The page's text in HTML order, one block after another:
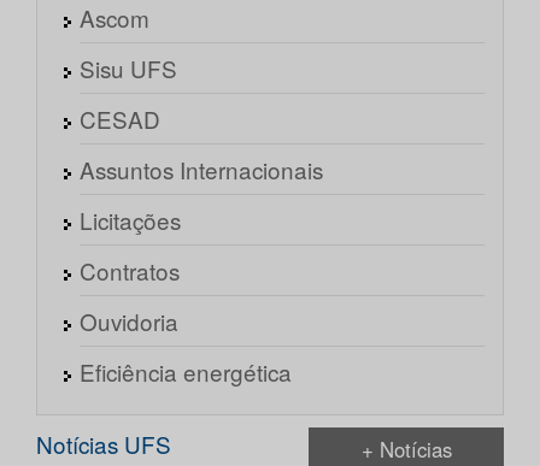
Ascom
Sisu UFS
CESAD
Assuntos Internacionais
Licitações
Contratos
Ouvidoria
Eficiência energética
Notícias UFS + Notícias